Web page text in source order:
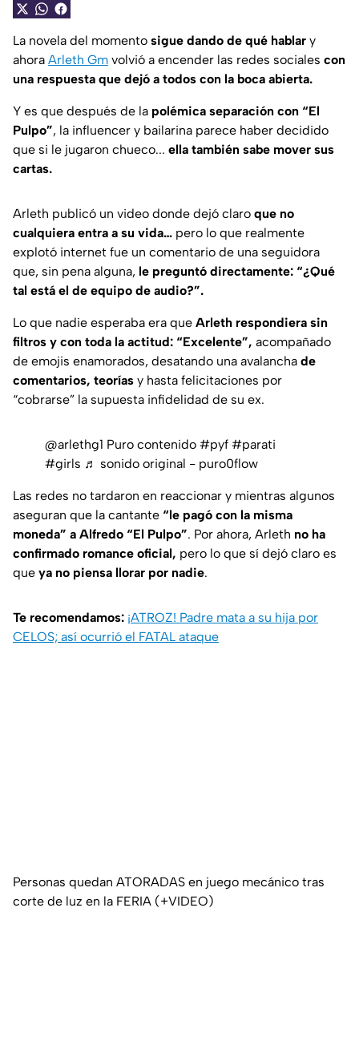
La novela del momento sigue dando de qué hablar y
ahora Arleth Gm volvió a encender las redes sociales con
una respuesta que dejó a todos con la boca abierta.
Y es que después de la polémica separación con “El
Pulpo”, la influencer y bailarina parece haber decidido
que si le jugaron chueco... ella también sabe mover sus
cartas.
Arleth publicó un video donde dejó claro que no
cualquiera entra a su vida… pero lo que realmente
explotó internet fue un comentario de una seguidora
que, sin pena alguna, le preguntó directamente: “¿Qué
tal está el de equipo de audio?”.
Lo que nadie esperaba era que Arleth respondiera sin
filtros y con toda la actitud: “Excelente”, acompañado
de emojis enamorados, desatando una avalancha de
comentarios, teorías y hasta felicitaciones por
“cobrarse” la supuesta infidelidad de su ex.
@arlethg1 Puro contenido #pyf #parati
#girls ♬ sonido original - puro0flow
Las redes no tardaron en reaccionar y mientras algunos
aseguran que la cantante “le pagó con la misma
moneda” a Alfredo “El Pulpo”. Por ahora, Arleth no ha
confirmado romance oficial, pero lo que sí dejó claro es
que ya no piensa llorar por nadie.
Te recomendamos: ¡ATROZ! Padre mata a su hija por
CELOS; así ocurrió el FATAL ataque
Personas quedan ATORADAS en juego mecánico tras
corte de luz en la FERIA (+VIDEO)